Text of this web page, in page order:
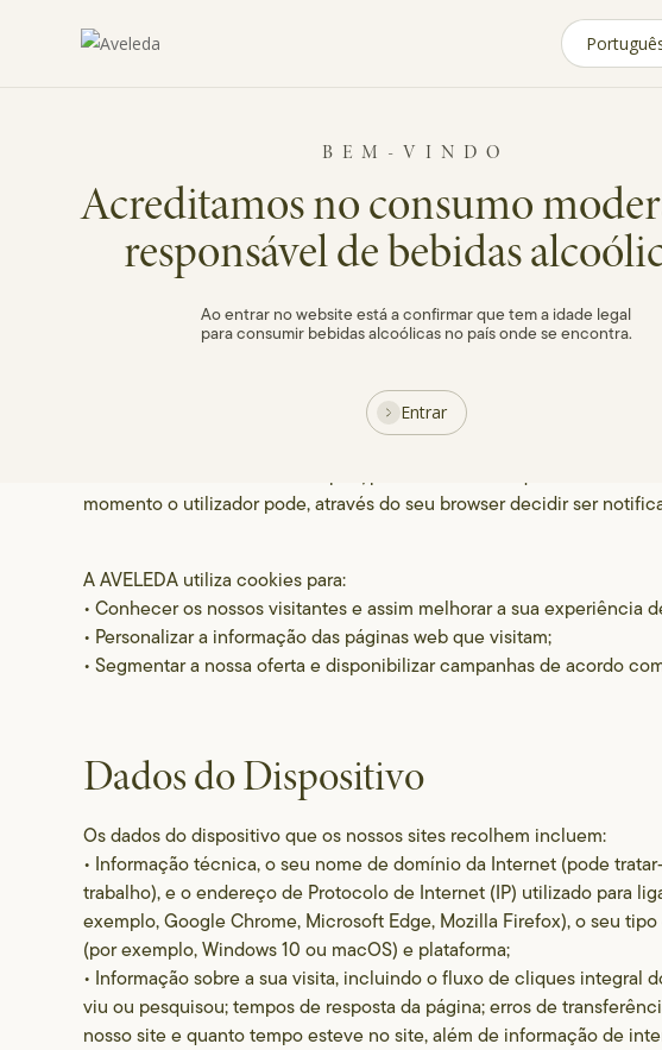
A política de cookies da AVELEDA foi desenvolvida para explicar
experiência de navegação segura e para demonstrar o nosso
através de cookies.
Os Cookies são pequenos ficheiros de texto que um site, quando
de Cookies ajudará o site a reconhecer o seu dispositivo numa
informações desta forma. Os cookies utilizados não recolhem
endereços pessoais ou profissionais ou número de telefone. Os
utilizam os sites ou a zona do país/países através do qual acedem
momento o utilizador pode, através do seu browser decidir ser
A AVELEDA utiliza cookies para:
• Conhecer os nossos visitantes e assim melhorar a sua experiência
• Personalizar a informação das páginas web que visitam;
• Segmentar a nossa oferta e disponibilizar campanhas de acordo
Dados do Dispositivo
Os dados do dispositivo que os nossos sites recolhem incluem:
• Informação técnica, o seu nome de domínio da Internet (pode
trabalho), e o endereço de Protocolo de Internet (IP) utilizado para
exemplo, Google Chrome, Microsoft Edge, Mozilla Firefox), o seu
(por exemplo, Windows 10 ou macOS) e plataforma;
• Informação sobre a sua visita, incluindo o fluxo de cliques integral
viu ou pesquisou; tempos de resposta da página; erros de
nosso site e quanto tempo esteve no site, além de informação de
BEM-VINDO
Acreditamos no consumo
responsável de bebidas
Ao entrar no website está a confirmar que tem a idade legal
para consumir bebidas alcoólicas no país onde se encontra.
Entrar